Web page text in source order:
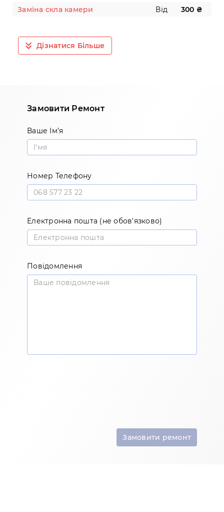
Заміна скла камери
Від 300 ₴
Дізнатися Більше
Замовити Ремонт
Ваше Ім’я
Номер Телефону
Електронна пошта (не обов'язково)
Повідомлення